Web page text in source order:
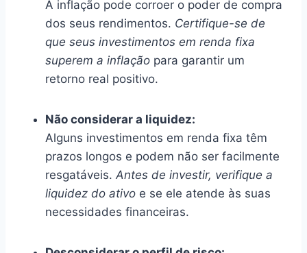
A inflação pode corroer o poder de compra
dos seus rendimentos. Certifique-se de
que seus investimentos em renda fixa
superem a inflação para garantir um
retorno real positivo.
Não considerar a liquidez:
Alguns investimentos em renda fixa têm
prazos longos e podem não ser facilmente
resgatáveis. Antes de investir, verifique a
liquidez do ativo e se ele atende às suas
necessidades financeiras.